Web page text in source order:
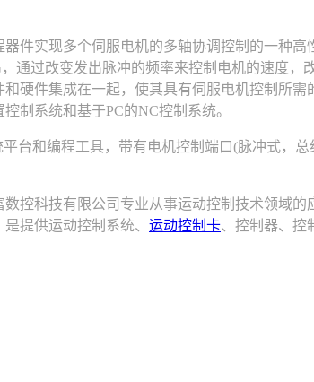
实现多个伺服电机的多轴协调控制的一种高
通过改变发出脉冲的频率来控制电机的速度
硬件集成在一起，使其具有伺服电机控制所
制系统和基于PC的NC控制系统。
和编程工具，带有电机控制端口(脉冲式，
科技有限公司专业从事运动控制技术领域的
提供运动控制系统、 运动控制卡、控制器、控